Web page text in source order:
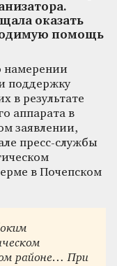
оказать
помощь
намерении
поддержку
в результате
аппарата в
заявлении,
пресс-службы
в Почепском
районе… При